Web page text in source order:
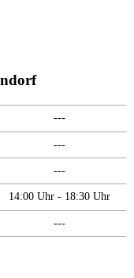
---
---
---
14:00 Uhr - 18:30 Uhr
---